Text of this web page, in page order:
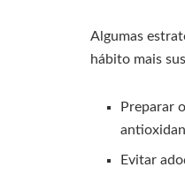
Algumas
hábito mais
Preparar
Evitar